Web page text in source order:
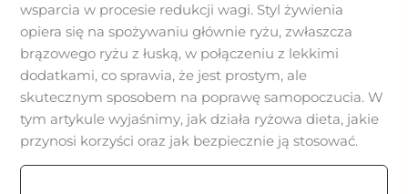
wsparcia w procesie redukcji wagi. Styl żywienia
opiera się na spożywaniu głównie ryżu, zwłaszcza
brązowego ryżu z łuską, w połączeniu z lekkimi
dodatkami, co sprawia, że jest prostym, ale
skutecznym sposobem na poprawę samopoczucia. W
tym artykule wyjaśnimy, jak działa ryżowa dieta, jakie
przynosi korzyści oraz jak bezpiecznie ją stosować.